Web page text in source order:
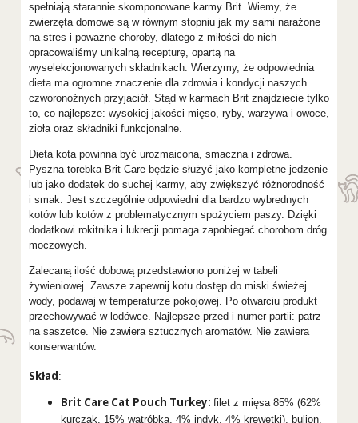
spełniają starannie skomponowane karmy Brit. Wiemy, że
zwierzęta domowe są w równym stopniu jak my sami narażone
na stres i poważne choroby, dlatego z miłości do nich
opracowaliśmy unikalną recepturę, opartą na
wyselekcjonowanych składnikach. Wierzymy, że odpowiednia
dieta ma ogromne znaczenie dla zdrowia i kondycji naszych
czworonożnych przyjaciół. Stąd w karmach Brit znajdziecie tylko
to, co najlepsze: wysokiej jakości mięso, ryby, warzywa i owoce,
zioła oraz składniki funkcjonalne.
Dieta kota powinna być urozmaicona, smaczna i zdrowa.
Pyszna torebka Brit Care będzie służyć jako kompletne jedzenie
lub jako dodatek do suchej karmy, aby zwiększyć różnorodność
i smak. Jest szczególnie odpowiedni dla bardzo wybrednych
kotów lub kotów z problematycznym spożyciem paszy. Dzięki
dodatkowi rokitnika i lukrecji pomaga zapobiegać chorobom dróg
moczowych.
Zalecaną ilość dobową przedstawiono poniżej w tabeli
żywieniowej. Zawsze zapewnij kotu dostęp do miski świeżej
wody, podawaj w temperaturze pokojowej. Po otwarciu produkt
przechowywać w lodówce. Najlepsze przed i numer partii: patrz
na saszetce. Nie zawiera sztucznych aromatów. Nie zawiera
konserwantów.
Skład:
Brit Care Cat Pouch Turkey: filet z mięsa 85% (62%
kurczak, 15% wątróbka, 4% indyk, 4% krewetki), bulion,